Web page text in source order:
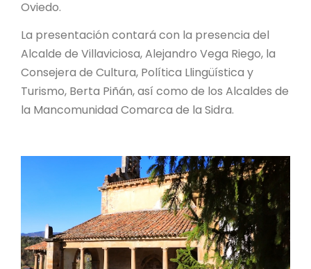
Oviedo.
La presentación contará con la presencia del
Alcalde de Villaviciosa, Alejandro Vega Riego, la
Consejera de Cultura, Política Llingüística y
Turismo, Berta Piñán, así como de los Alcaldes de
la Mancomunidad Comarca de la Sidra.